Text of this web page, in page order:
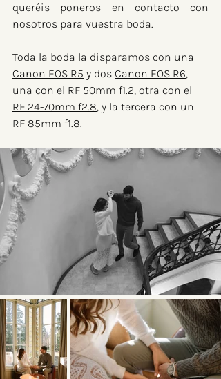
queréis poneros en contacto con
nosotros para vuestra boda.
Toda la boda la disparamos con una
Canon EOS R5 y dos Canon EOS R6,
una con el RF 50mm f1.2, otra con el
RF 24-70mm f2.8, y la tercera con un
RF 85mm f1.8.